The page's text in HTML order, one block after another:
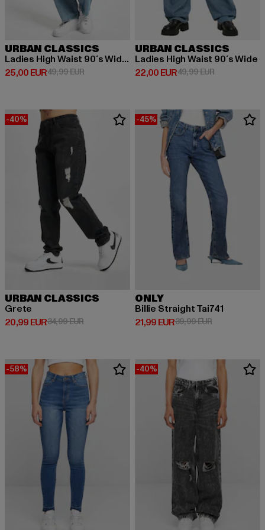
URBAN CLASSICS
Ladies High Waist 90´s Wide Leg
25,00 EUR
Derzeitiger Preis: 25,00 EUR
49,99 EURAktionspreis: 49,99 EUR
URBAN CLASSICS
Ladies High Waist 90´s Wide
22,00 EUR
Derzeitiger Preis: 22,00 EUR
49,99 EURAktionspreis:
-40%
URBAN CLASSICS
Grete
20,99 EUR
Derzeitiger Preis: 20,99 EUR
34,99 EURAktionspreis: 34,99 EUR
-45%
ONLY
Billie Straight Tai741
21,99 EUR
Derzeitiger Preis: 21,99 EUR
39,99 EURAktionspreis:
-58% -40%